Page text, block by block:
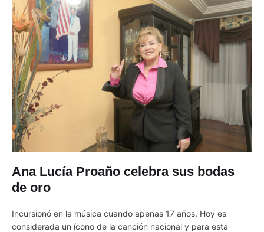
Ana Lucía Proaño celebra sus bodas
de oro
Incursionó en la música cuando apenas 17 años. Hoy es
considerada un ícono de la canción nacional y para esta